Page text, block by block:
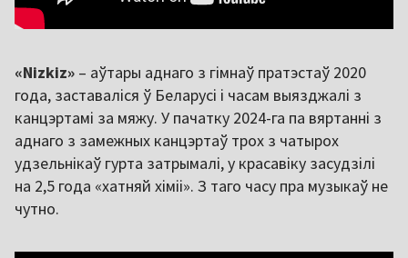
«Nizkiz» – аўтары аднаго з гімнаў пратэстаў 2020
года, заставаліся ў Беларусі і часам выязджалі з
канцэртамі за мяжу. У пачатку 2024-га па вяртанні з
аднаго з замежных канцэртаў трох з чатырох
удзельнікаў гурта затрымалі, у красавіку засудзілі
на 2,5 года «хатняй хіміі». З таго часу пра музыкаў не
чутно.